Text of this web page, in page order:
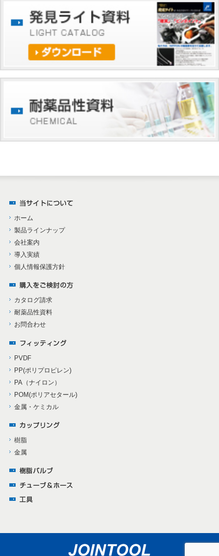
ホーム
製品ラインナップ
会社案内
導入実績
個人情報保護方針
カタログ請求
耐薬品性資料
お問合わせ
PVDF
PP(ポリプロピレン)
PA（ナイロン）
POM(ポリアセタール)
金属・ケミカル
樹脂
金属